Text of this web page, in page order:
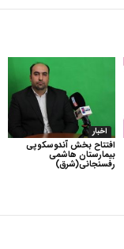
اخبار
افتتاح بخش آندوسکوپی
بیمارستان هاشمی
رفسنجانی(شرق)